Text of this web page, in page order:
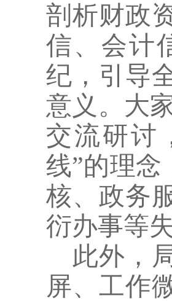
剖析财政
信、会计
纪，引导
意义。大
交流研讨
线”的理念
核、政务
衍办事等
此外，
屏、工作